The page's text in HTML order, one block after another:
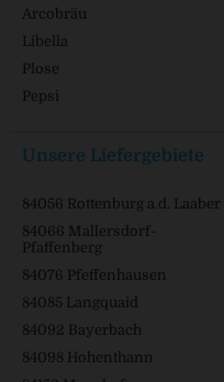
Arcobräu
Libella
Plose
Pepsi
Unsere Liefergebiete
84056 Rottenburg a.d. Laaber
84066 Mallersdorf-
Pfaffenberg
84076 Pfeffenhausen
84085 Langquaid
84092 Bayerbach
84098 Hohenthann